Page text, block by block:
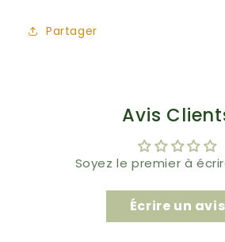
Partager
Avis
Soyez le premier à
Écrire un avis